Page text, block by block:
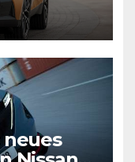
neues